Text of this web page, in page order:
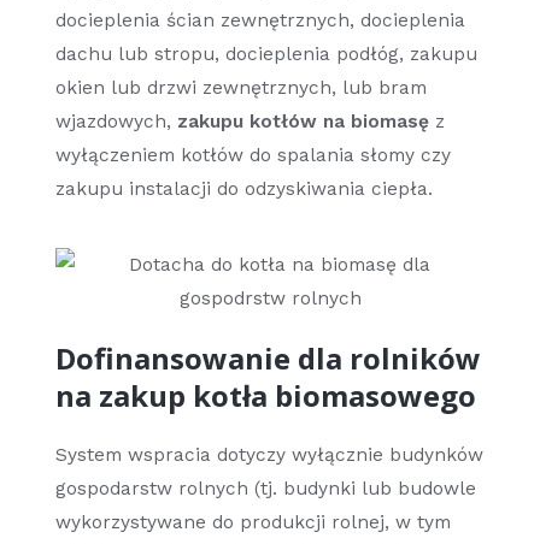
docieplenia ścian zewnętrznych, docieplenia
dachu lub stropu, docieplenia podłóg, zakupu
okien lub drzwi zewnętrznych, lub bram
wjazdowych, zakupu kotłów na biomasęz
wyłączeniem kotłów do spalania słomy czy
zakupu instalacji do odzyskiwania ciepła.
Dofinansowanie dla rolników
na zakup kotła biomasowego
System wspracia dotyczy wyłącznie budynków
gospodarstw rolnych (tj. budynki lub budowle
wykorzystywane do produkcji rolnej, w tym